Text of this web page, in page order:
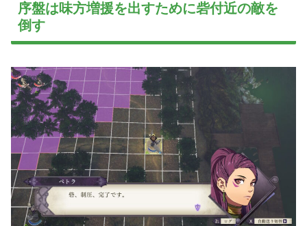
序盤は味方増援を出すために砦付近の敵を
倒す